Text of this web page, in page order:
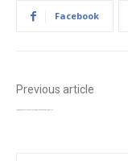
Facebook
Previous article